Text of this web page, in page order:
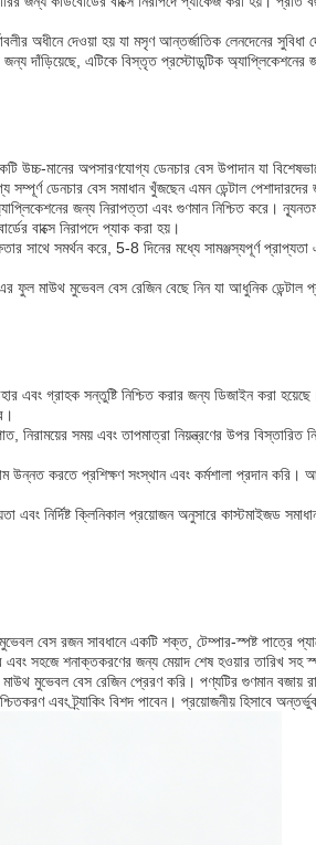
অধীনে দেওয়া হয় যা মসৃণ আন্তর্জাতিক লেনদেনের
জন্য দাঁড়িয়েছে, এটিকে বিস্তৃত প্রস্টোডন্টিক
অপসারণযোগ্য ডেনচার বেস উপাদান যা
ডেনচার বেস সমাধান খুঁজছেন এমন ডেন্টাল
জন্য নিরাপত্তা এবং গুণমান নিশ্চিত করে।
বাক্সে নিরাপদে প্যাক করা হয়।
সমর্থন করে, 5-8 দিনের মধ্যে সামঞ্জস্যপূর্ণ প্রাপ্যতা
মাউথ মুভেবল বেস রেজিন বেছে নিন যা আধুনিক ডেন্টাল
এবং গ্রাহক সন্তুষ্টি নিশ্চিত করার জন্য ডিজাইন করা
সময় এবং তাপমাত্রা নিয়ন্ত্রণের উপর
করতে প্রশিক্ষণ সংস্থান এবং কর্মশালা প্রদান করি।
নির্দিষ্ট ক্লিনিকাল প্রয়োজন অনুসারে কাস্টমাইজড
বেস রজন সাবধানে একটি শক্ত, টেম্পার-স্পষ্ট পাত্রে
সহজে শনাক্তকরণের জন্য মেয়াদ শেষ হওয়ার তারিখ সহ
মাউথ মুভেবল বেস রেজিন প্রেরণ করি। পণ্যটির গুণমান
এবং ট্র্যাকিং বিশদ পাবেন। প্রয়োজনীয় হিসাবে